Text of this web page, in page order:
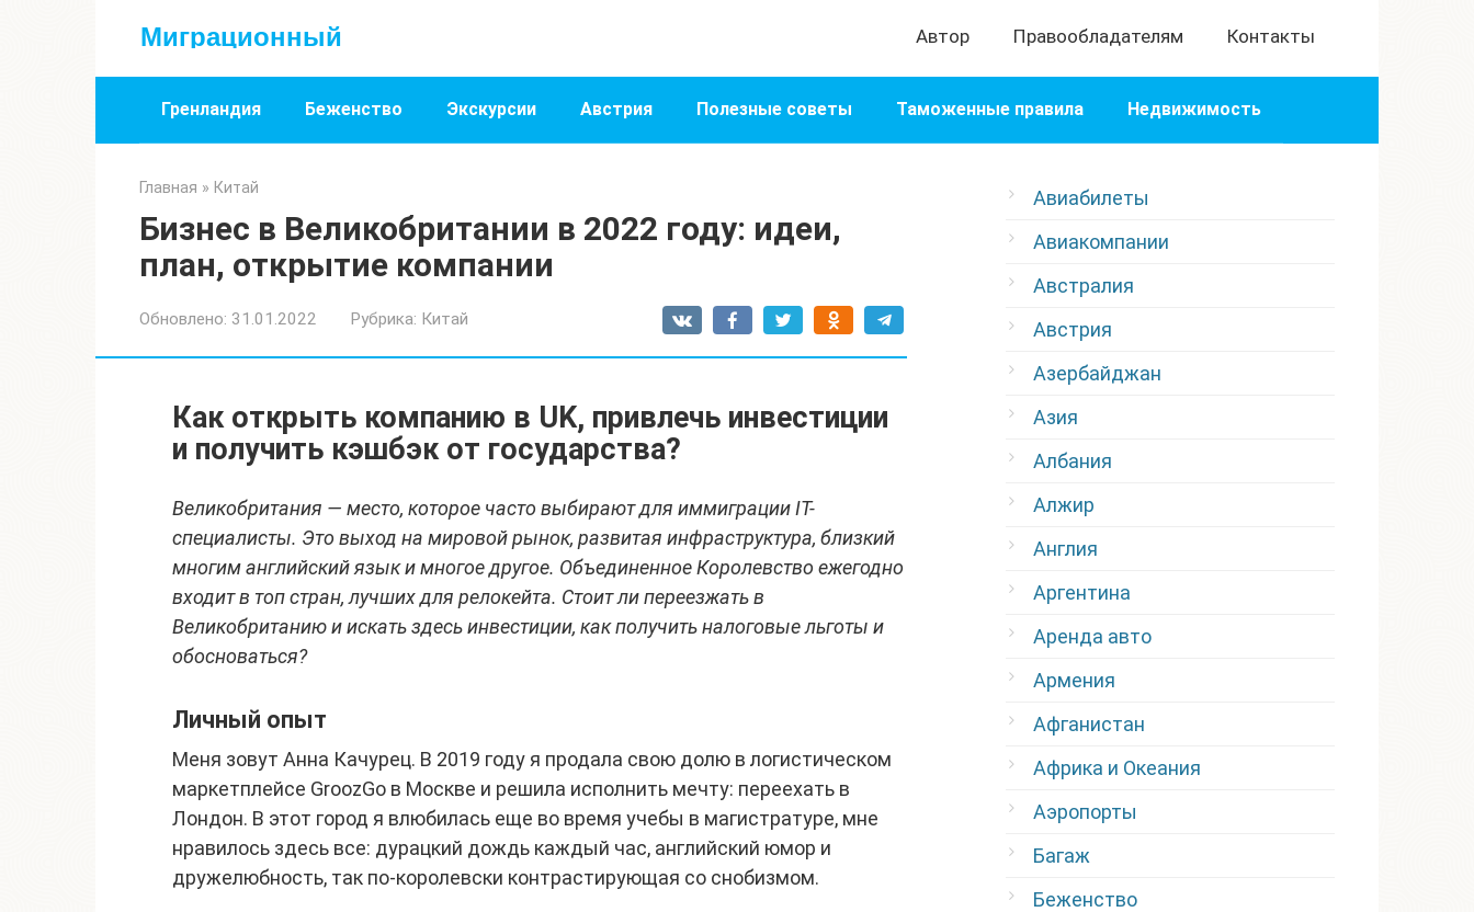
Миграционный Автор Правообладателям Контакты
Гренландия Беженство Экскурсии Австрия Полезные советы Таможенные правила Недвижимость
Главная » Китай
Бизнес в Великобритании в 2022 году: идеи,
план, открытие компании
Обновлено: 31.01.2022 Рубрика: Китай
Как открыть компанию в UK, привлечь инвестиции
и получить кэшбэк от государства?
Великобритания — место, которое часто выбирают для иммиграции IT-
cпециалисты. Это выход на мировой рынок, развитая инфраструктура, близкий
многим английский язык и многое другое. Объединенное Королевство ежегодно
входит в топ стран, лучших для релокейта. Стоит ли переезжать в
Великобританию и искать здесь инвестиции, как получить налоговые льготы и
обосноваться?
Личный опыт
Меня зовут Анна Качурец. В 2019 году я продала свою долю в логистическом
маркетплейсе GroozGo в Москве и решила исполнить мечту: переехать в
Лондон. В этот город я влюбилась еще во время учебы в магистратуре, мне
нравилось здесь все: дурацкий дождь каждый час, английский юмор и
дружелюбность, так по-королевски контрастирующая со снобизмом.
Авиабилеты
Авиакомпании
Австралия
Австрия
Азербайджан
Азия
Албания
Алжир
Англия
Аргентина
Аренда авто
Армения
Афганистан
Африка и Океания
Аэропорты
Багаж
Беженство